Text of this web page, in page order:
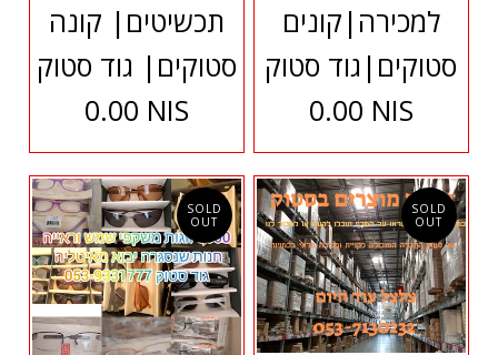
תכשיטים| קונה
סטוקים| גוד סטוק
0.00 NIS
למכירה|קונים
סטוקים|גוד סטוק
0.00 NIS
SOLD
OUT
SOLD
OUT